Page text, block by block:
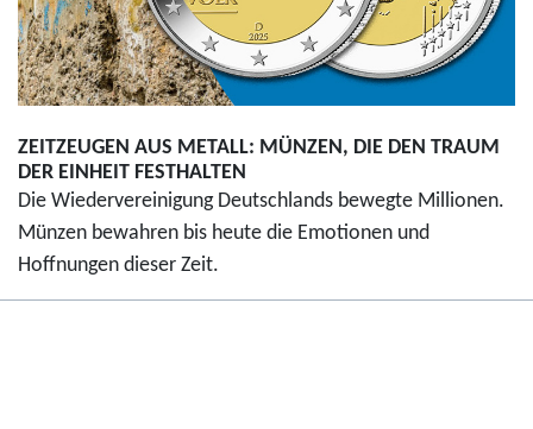
ZEITZEUGEN AUS METALL: MÜNZEN, DIE DEN TRAUM
DER EINHEIT FESTHALTEN
Die Wiedervereinigung Deutschlands bewegte Millionen.
Münzen bewahren bis heute die Emotionen und
Hoffnungen dieser Zeit.